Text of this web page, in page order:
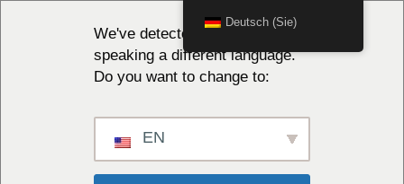
We've detected you might be
speaking a different language.
Do you want to change to:
EN
Deutsch (Sie)